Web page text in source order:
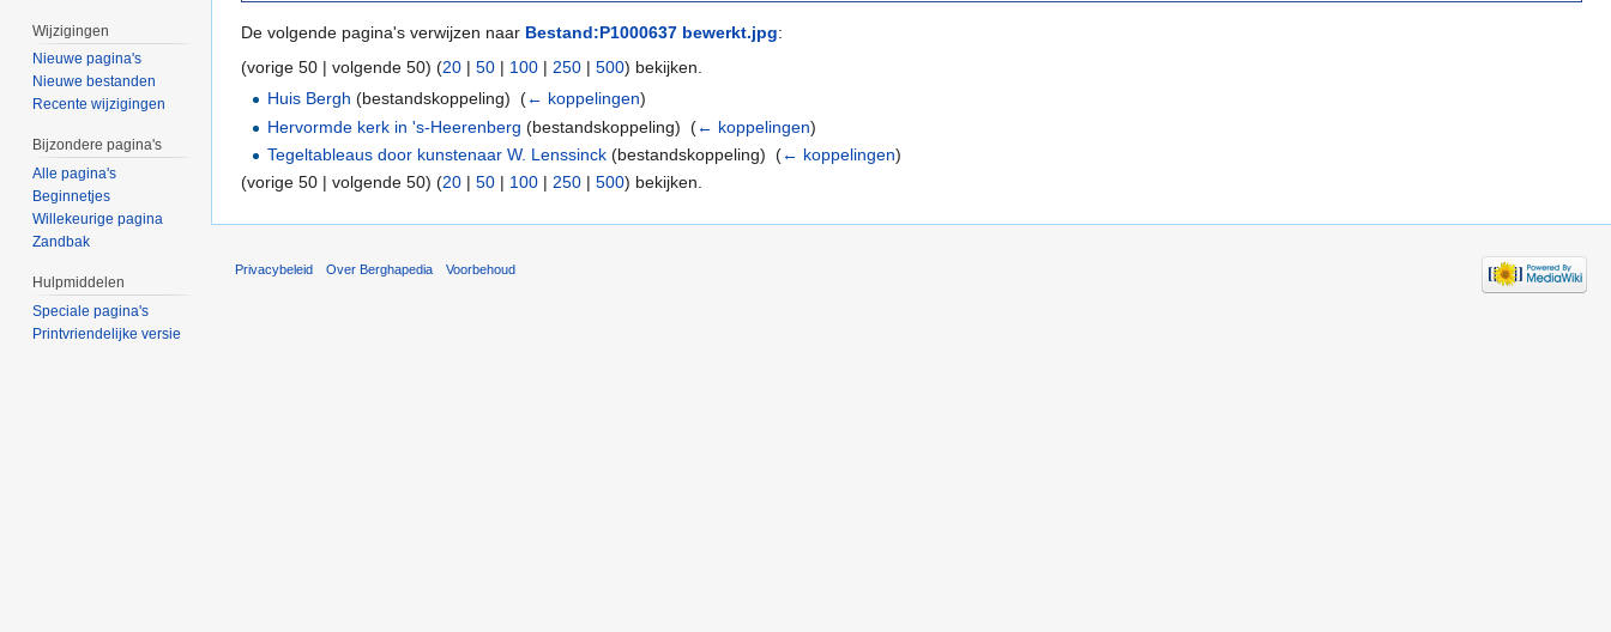
De volgende pagina's verwijzen naar Bestand:P1000637 bewerkt.jpg:
(vorige 50 | volgende 50) (20 | 50 | 100 | 250 | 500) bekijken.
Huis Bergh (bestandskoppeling) ‎(← koppelingen)
Hervormde kerk in 's-Heerenberg (bestandskoppeling) ‎(← koppelingen)
Tegeltableaus door kunstenaar W. Lenssinck (bestandskoppeling) ‎(← koppelingen)
(vorige 50 | volgende 50) (20 | 50 | 100 | 250 | 500) bekijken.
Wijzigingen
Nieuwe pagina's
Nieuwe bestanden
Recente wijzigingen
Bijzondere pagina's
Alle pagina's
Beginnetjes
Willekeurige pagina
Zandbak
Hulpmiddelen
Speciale pagina's
Printvriendelijke versie
Privacybeleid Over Berghapedia Voorbehoud